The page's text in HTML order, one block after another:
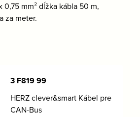
mm² dĺžka kábla 50 m,
za meter.
3 F819 99
HERZ clever&smart Kábel pre
CAN-Bus